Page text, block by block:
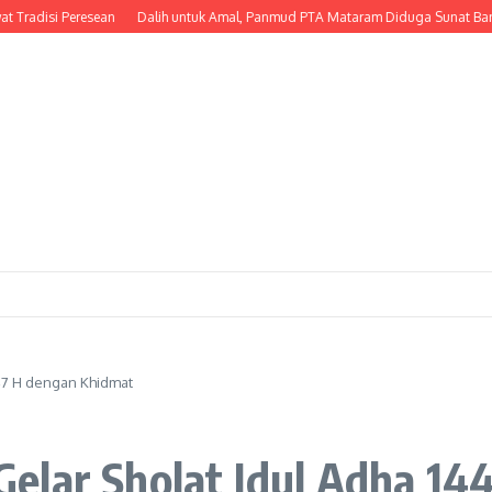
Peresean Dalih untuk Amal, Panmud PTA Mataram Diduga Sunat Bantuan
H dengan Khidmat
Sholat Idul Adha